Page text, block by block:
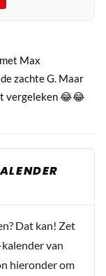
Max
zachte G. Maar
vergeleken 😂😂
Dat kan! Zet
van
hieronder om